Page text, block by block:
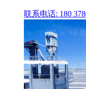
联系电话: 180